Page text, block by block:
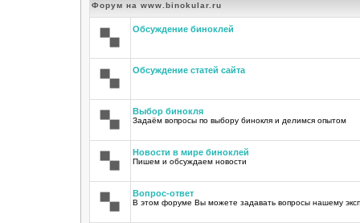
Форум на www.binokular.ru
Обсуждение биноклей
Обсуждение статей сайта
Выбор бинокля
Задаём вопросы по выбору бинокля и делимся опытом
Новости в мире биноклей
Пишем и обсуждаем новости
Вопрос-ответ
В этом форуме Вы можете задавать вопросы нашему